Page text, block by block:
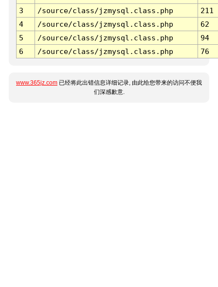
3 /source/class/jzmysql.class.php
211
4
/source/class/jzmysql.class.php
62
5
/source/class/jzmysql.class.php
94
6
/source/class/jzmysql.class.php 76
www.365jz.com 已经将此出错信息详细记录, 由此给您带来的访问不便我
们深感歉意.